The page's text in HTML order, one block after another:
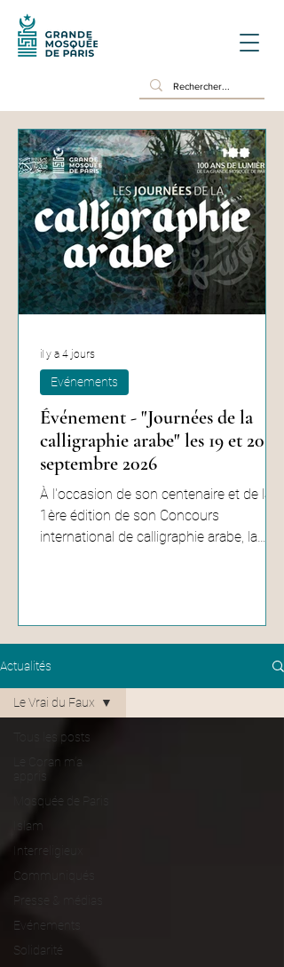
Événement - "Journées de la
calligraphie arabe" les 19 et 20
septembre 2026
À l'occasion de son centenaire et de la
1ère édition de son Concours
international de calligraphie arabe, la
end des 19 et 20 septembre 2026. Vous
pourrez assister à la soirée du Concours
international (gratuit sur inscription),
participer à des ateliers de calligraphie
arabe conduits par les membres du jury
Evénements
il y a 4 jours
Actualités
Tous les posts
Le Coran m’a
appris
Mosquée de Paris
Islam
Interreligieux
Communiqués
Presse & médias
Evénements
Solidarité
Le Vrai du Faux